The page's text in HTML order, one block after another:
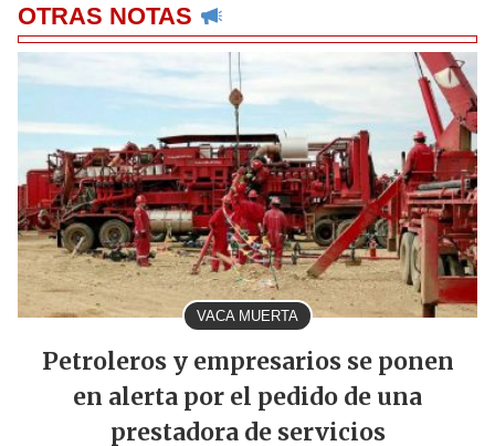
OTRAS NOTAS
VACA MUERTA
Petroleros y empresarios se ponen
en alerta por el pedido de una
prestadora de servicios